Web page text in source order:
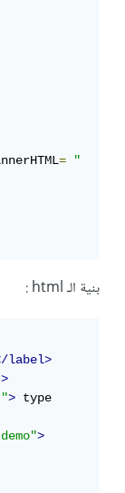
=
"
بنية الـ html :
label>
>
"> type
>